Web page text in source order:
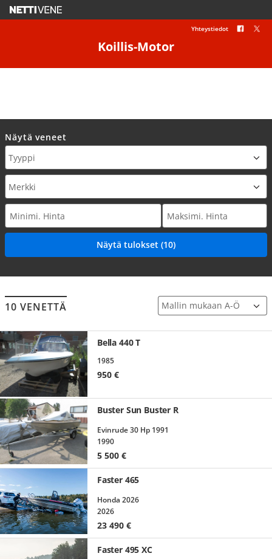
Koillis-Motor
Yhteystiedot
Näytä veneet
10 VENETTÄ
Bella 440 T
1985
950 €
Buster Sun Buster R
Evinrude 30 Hp 1991
1990
5 500 €
Faster 465
Honda 2026
2026
23 490 €
Faster 495 XC